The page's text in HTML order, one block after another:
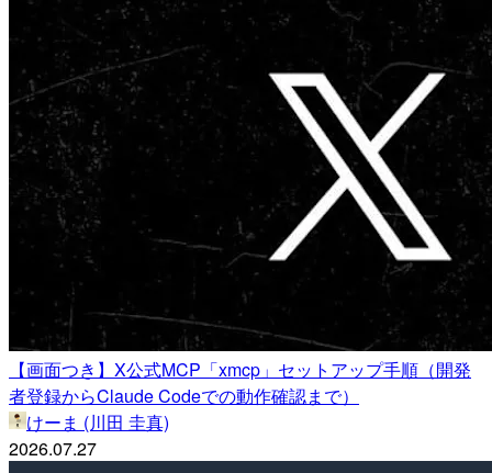
【画面つき】X公式MCP「xmcp」セットアップ手順（開発
者登録からClaude Codeでの動作確認まで）
けーま (川田 圭真)
2026.07.27